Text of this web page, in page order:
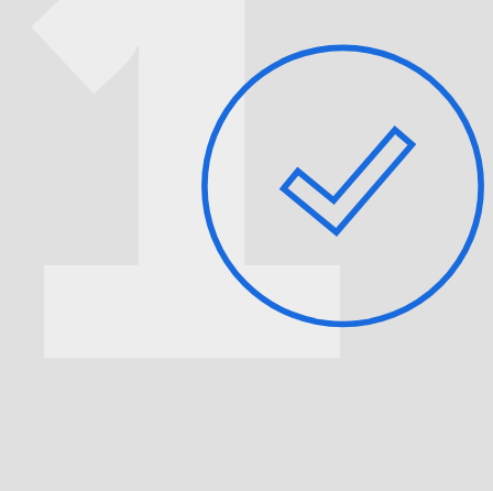
Перейти к ценам
Оплата в рассрочку
по популярным картам под 0%
Как мы работаем: